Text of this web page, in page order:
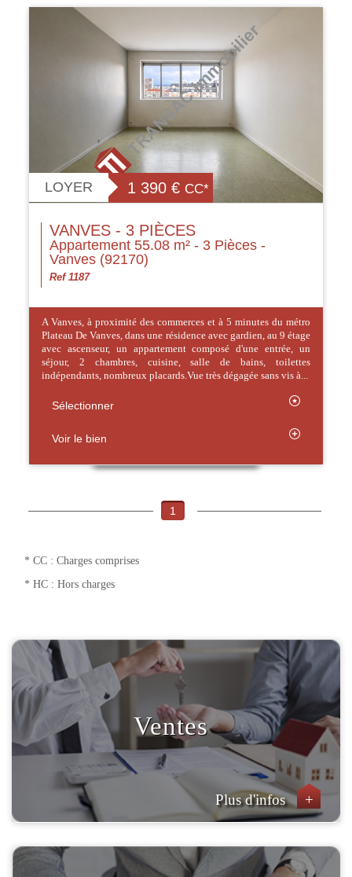
LOYER 1 390 € CC*
VANVES - 3 PIÈCES
Appartement 55.08 m² - 3 Pièces -
Vanves (92170)
Ref 1187
A Vanves, à proximité des commerces et à 5 minutes du métro
Plateau De Vanves, dans une résidence avec gardien, au 9 étage
avec ascenseur, un appartement composé d'une entrée, un
séjour, 2 chambres, cuisine, salle de bains, toilettes
indépendants, nombreux placards.Vue très dégagée sans vis à...
Sélectionner
Voir le bien
1
* CC : Charges comprises
* HC : Hors charges
Ventes
Plus d'infos +